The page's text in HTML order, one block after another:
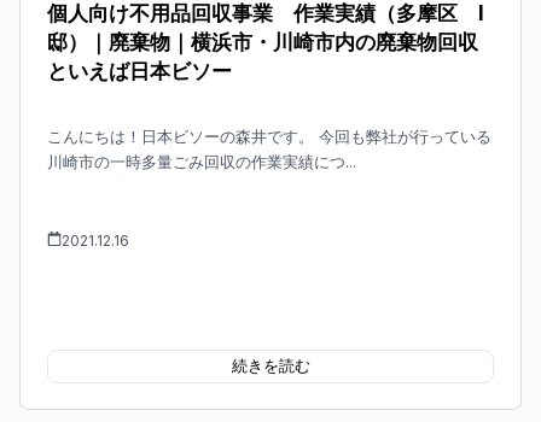
個人向け不用品回収事業 作業実績（多摩区 I
邸）｜廃棄物｜横浜市・川崎市内の廃棄物回収
といえば日本ビソー
こんにちは！日本ビソーの森井です。 今回も弊社が行っている
川崎市の一時多量ごみ回収の作業実績につ...
2021.12.16
続きを読む